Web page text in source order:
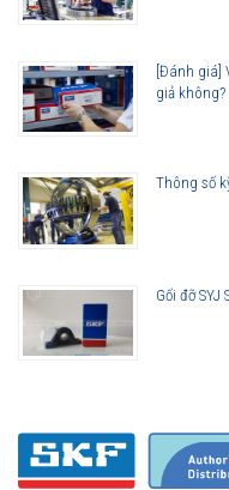
[Đánh giá]
giả không?
Thông số
Gối đỡ SYJ